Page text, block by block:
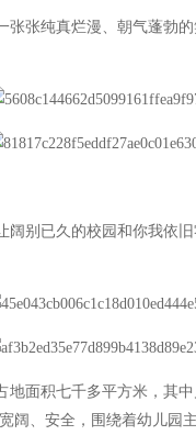
纯真烂漫、朝气蓬勃
已久的校园和你我依
积七千多平方米，其
、安全，围绕着幼儿园